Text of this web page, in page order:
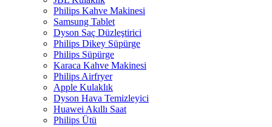
Philips Kahve Makinesi
Samsung Tablet
Dyson Saç Düzleştirici
Philips Dikey Süpürge
Philips Süpürge
Karaca Kahve Makinesi
Philips Airfryer
Apple Kulaklık
Dyson Hava Temizleyici
Huawei Akıllı Saat
Philips Ütü